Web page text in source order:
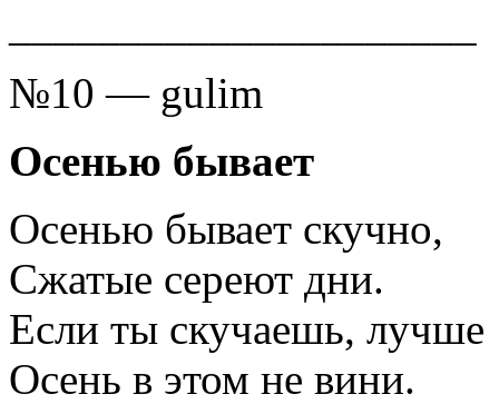
№10 — gulim
Осенью бывает
Осенью бывает скучно,
Сжатые сереют дни.
Если ты скучаешь, лучше
Осень в этом не вини.